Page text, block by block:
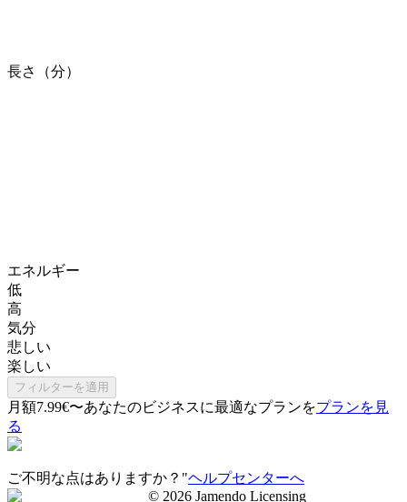
長さ（分）
エネルギー
低
高
気分
悲しい
楽しい
フィルターを適用
月額7.99€〜あなたのビジネスに最適なプランをプランを見
る
ご不明な点はありますか？"ヘルプセンターへ
© 2026 Jamendo Licensing